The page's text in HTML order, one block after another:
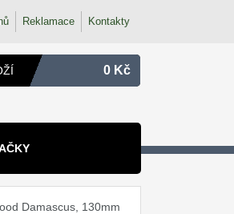
Reklamace Kontakty
0 Kč
Damascus, 130mm